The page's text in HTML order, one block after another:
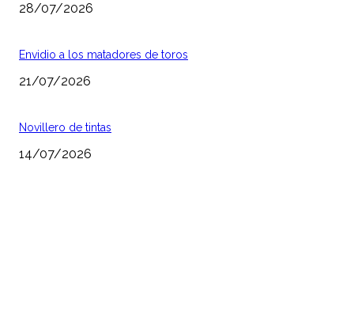
28/07/2026
Envidio a los matadores de toros
21/07/2026
Novillero de tintas
14/07/2026